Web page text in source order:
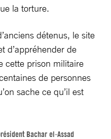
la torture.
détenus, le site
d’appréhender de
cette prison militaire
de personnes
sache ce qu’il est
Bachar el-Assad